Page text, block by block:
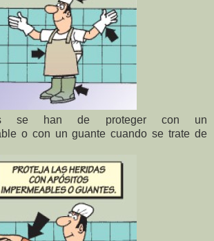
se han de proteger con un
o con un guante cuando se trate de